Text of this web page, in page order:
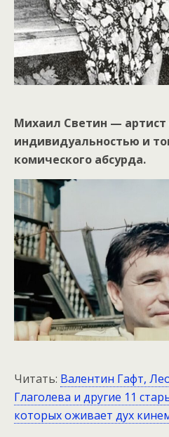
Михаил Светин — артист
индивидуальностью и
комического абсурда.
Читать: Валентин Гафт,
Глаголева и другие 11
которых оживает дух